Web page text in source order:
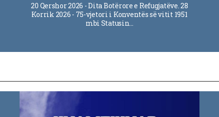
20 Qershor 2026 - Dita Botërore e Refugjatëve. 28
Korrik 2026 - 75-vjetori i Konventës së vitit 1951
mbi Statusin…